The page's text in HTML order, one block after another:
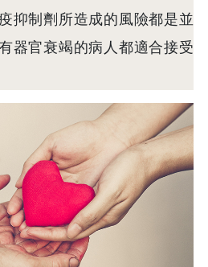
抑制劑所造成的風險都是並
器官衰竭的病人都適合接受